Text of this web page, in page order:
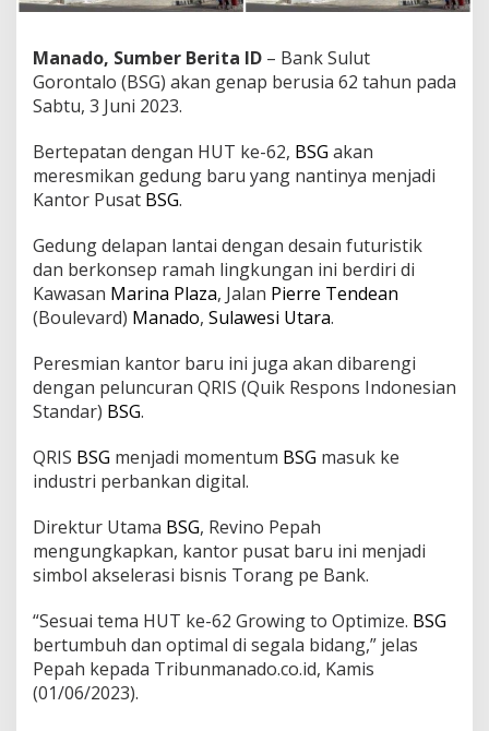
a
R
e
s
m
k
a
n
K
n
t
o
P
s
a
r
u
Manado, Sumber Berita ID – Bank Sulut
Gorontalo (BSG) akan genap berusia 62 tahun pada
Sabtu, 3 Juni 2023.
Bertepatan dengan HUT ke-62, BSG akan
meresmikan gedung baru yang nantinya menjadi
Kantor Pusat BSG.
Gedung delapan lantai dengan desain futuristik
dan berkonsep ramah lingkungan ini berdiri di
Kawasan Marina Plaza, Jalan Pierre Tendean
(Boulevard) Manado, Sulawesi Utara.
Peresmian kantor baru ini juga akan dibarengi
dengan peluncuran QRIS (Quik Respons Indonesian
Standar) BSG.
QRIS BSG menjadi momentum BSG masuk ke
industri perbankan digital.
Direktur Utama BSG, Revino Pepah
mengungkapkan, kantor pusat baru ini menjadi
simbol akselerasi bisnis Torang pe Bank.
“Sesuai tema HUT ke-62 Growing to Optimize. BSG
bertumbuh dan optimal di segala bidang,” jelas
Pepah kepada Tribunmanado.co.id, Kamis
(01/06/2023).